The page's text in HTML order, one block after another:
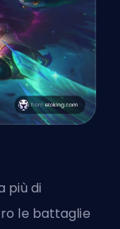
più di
le battaglie